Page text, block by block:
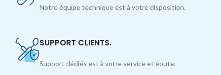
Notre équipe technique est à votre disposition.
SUPPORT CLIENTS.
Support dédiés est à votre service et éoute.